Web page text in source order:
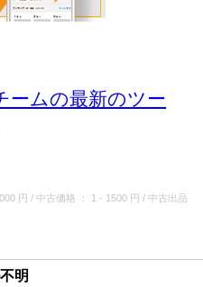
ームの最新のツー
円 / 中古価格 ： 1 - 1500 円 / 中古出品
明